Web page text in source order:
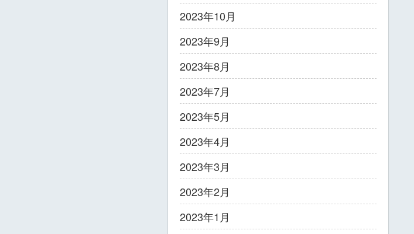
2023年10月
2023年9月
2023年8月
2023年7月
2023年5月
2023年4月
2023年3月
2023年2月
2023年1月